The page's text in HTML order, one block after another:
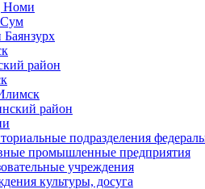
Номи
Баянзурх
район
район
подразделения
промышленные предприятия
учреждения
культуры, досуга